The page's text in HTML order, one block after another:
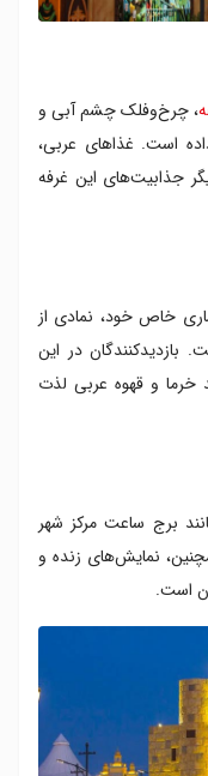
، چرخ‌وفلک چشم آبی و
است. غذاهای عربی،
جذابیت‌های این غرفه
خاص خود، نمادی از
در این
خرما و قهوه عربی لذت
برج ساعت مرکز شهر
نمایش‌های زنده و
است.